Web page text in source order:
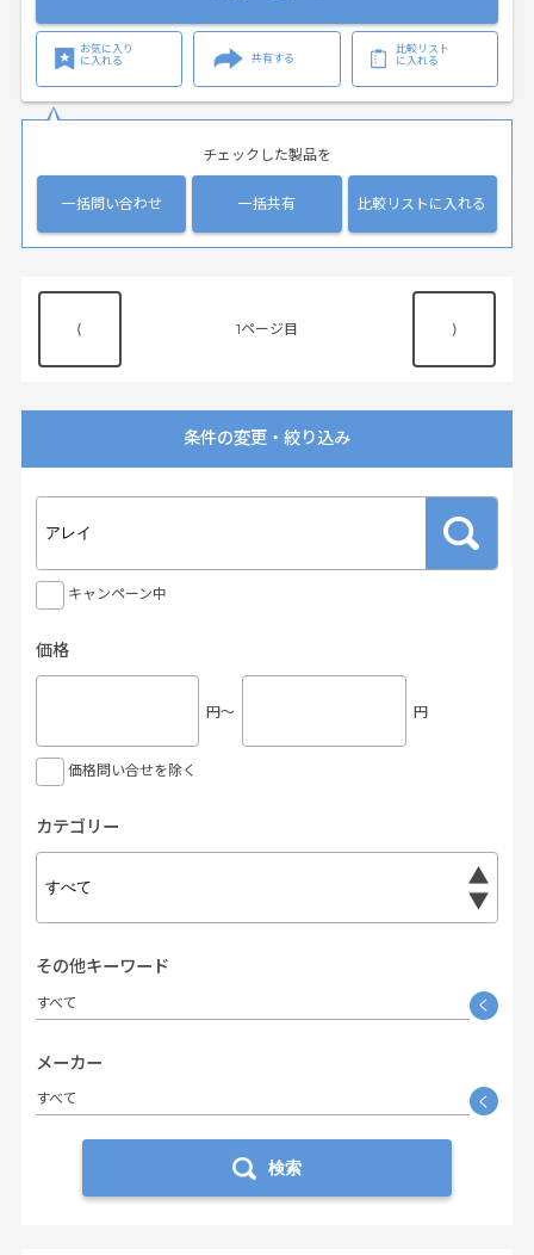
お気に入り
に入れる
共有する
比較リスト
に入れる
チェックした製品を
一括問い合わせ 一括共有 比較リストに入れる
⟨ 1 ⟩
条件の変更・絞り込み
キャンペーン中
価格
円〜 円
価格問い合せを除く
カテゴリー
その他キーワード
すべて く
メーカー
すべて く
検索